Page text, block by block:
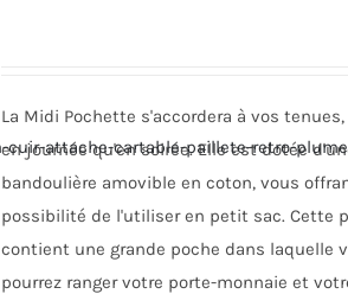
choisies
sur
la
91,00€.45,00€.
La Midi Pochette s'accordera à vos
en journée qu'en soirée. Elle est dotée
bandoulière amovible en coton, vous
possibilité de l'utiliser en petit sac. Cette
contient une grande poche dans laquelle
pourrez ranger votre porte-monnaie et